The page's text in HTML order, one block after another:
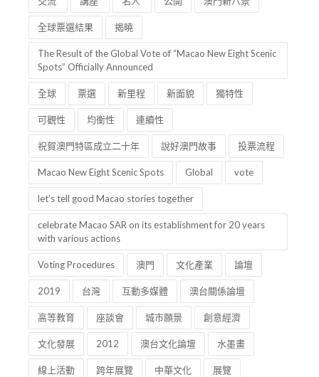
全球票選結果 揭曉
The Result of the Global Vote of “Macao New Eight Scenic
Spots” Officially Announced
全球 票選 新里程 新面貌 獨特性
可觀性 均衡性 連續性
祝賀澳門特區成立二十年 說好澳門故事 投票流程
Macao New Eight Scenic Spots Global vote
let’s tell good Macao stories together
celebrate Macao SAR on its establishment for 20 years
with various actions
Voting Procedures 澳門 文化產業 論壇
2019 台灣 互動多媒體 澳台關係論壇
高等教育 座談會 城市願景 創意經濟
文化發展 2012 澳台文化論壇 水墨畫
線上活動 跨年展覽 中華文化 展覽